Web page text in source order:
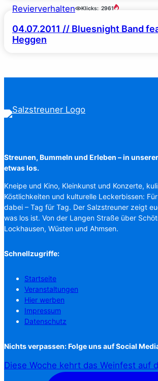
Revierverhalten Klicks: 2961
04.07.2011 // Bluesnight Band
Heggen
Streunen, Bummeln und Erleben – in
etwas los.
Kneipe und Kino, Kleinkunst und Konzerte,
Köstlichkeiten und kulturelle Leckerbissen:
dabei – Tag für Tag. Der Salzstreuner zeigt
was los ist. Von der Langen Straße über
Lockhausen, Wüsten und Ahmsen.
Schnellzugriffe:
Startseite
Veranstaltungen
Hier werben
Impressum
Datenschutz
Nichts verpassen: Folge uns auf Social
Diese Woche kehrt das Weinfest auf